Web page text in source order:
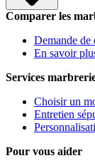
Comparer les
Demande de
En savoir
Services
Choisir un
Entretien
Pour vous aider